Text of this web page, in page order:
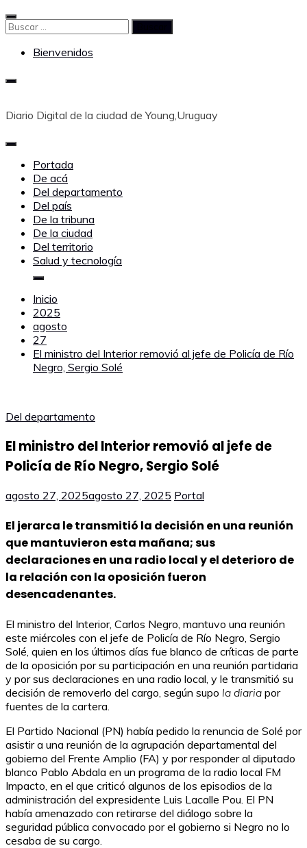
Saltar
al
Buscar:
Bienvenidos
Diario Digital de la ciudad de Young,Uruguay
Portada
De acá
Del departamento
Del país
De la tribuna
De la ciudad
Del territorio
Salud y tecnología
Inicio
2025
agosto
27
El ministro del Interior removió al jefe de Policía de Río
Negro, Sergio Solé
Del departamento
El ministro del Interior removió al jefe de
Policía de Río Negro, Sergio Solé
agosto 27, 2025agosto 27, 2025 Portal
El jerarca le transmitió la decisión en una reunión
que mantuvieron esta mañana; sus
declaraciones en una radio local y el deterioro de
la relación con la oposición fueron
desencadenantes.
El ministro del Interior, Carlos Negro, mantuvo una reunión
este miércoles con el jefe de Policía de Río Negro, Sergio
Solé, quien en los últimos días fue blanco de críticas de parte
de la oposición por su participación en una reunión partidaria
y por sus declaraciones en una radio local, y le transmitió su
decisión de removerlo del cargo, según supo la diaria por
fuentes de la cartera.
El Partido Nacional (PN) había pedido la renuncia de Solé por
asistir a una reunión de la agrupación departamental del
gobierno del Frente Amplio (FA) y por responder al diputado
blanco Pablo Abdala en un programa de la radio local FM
Impacto, en el que criticó algunos de los episodios de la
administración del expresidente Luis Lacalle Pou. El PN
había amenazado con retirarse del diálogo sobre la
seguridad pública convocado por el gobierno si Negro no lo
cesaba de su cargo.